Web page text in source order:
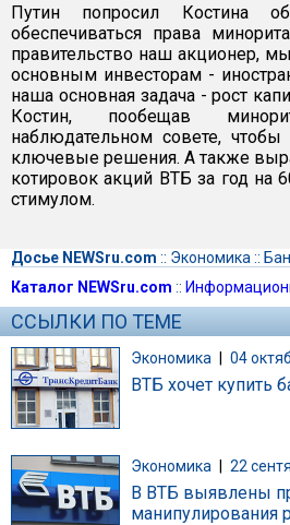
Путин попросил Костина
обеспечиваться права
правительство наш акционер,
основным инвесторам -
наша основная задача - рост
Костин, пообещав
наблюдательном совете,
ключевые решения. А также
котировок акций ВТБ за год на
стимулом.
Досье NEWSru.com :: Экономика ::
Каталог NEWSru.com ::
ССЫЛКИ ПО ТЕМЕ
Экономика | 04
ВТБ хочет купить
Экономика | 22
В ВТБ выявлены
манипулирования